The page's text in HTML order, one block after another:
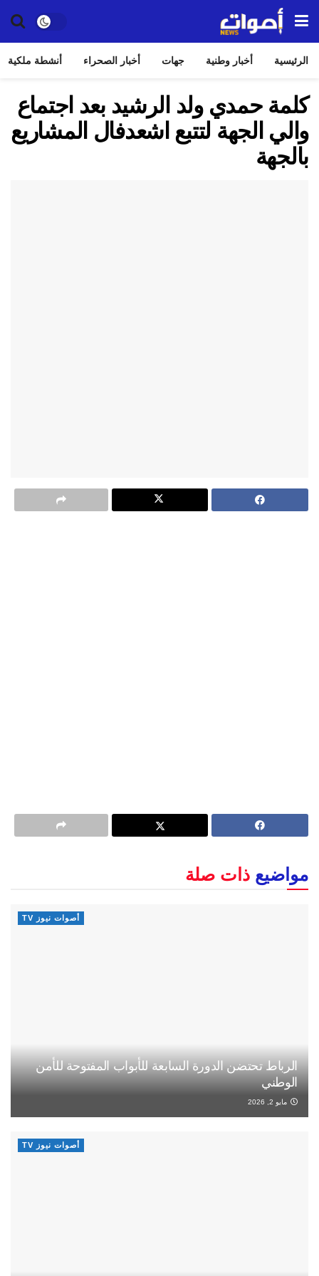
الرئيسية أخبار وطنية جهات أخبار الصحراء أنشطة ملكية
كلمة حمدي ولد الرشيد بعد اجتماع
والي الجهة لتتبع اشعدفال المشاريع
بالجهة
مواضيع ذات صلة
أصوات نيوز TV
الرباط تحتضن الدورة السابعة للأبواب المفتوحة للأمن
الوطني
مايو 2, 2026
أصوات نيوز TV